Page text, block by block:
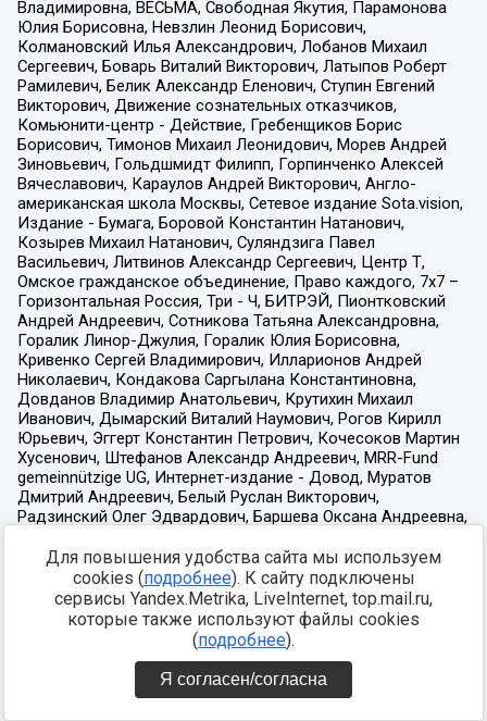
Для повышения удобства сайта мы используем
cookies (подробнее). К сайту подключены
сервисы Yandex.Metrika, LiveInternet, top.mail.ru,
которые также используют файлы cookies
(подробнее).
Я согласен/согласна